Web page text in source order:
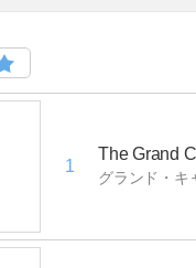
1
The Grand
グランド・キ